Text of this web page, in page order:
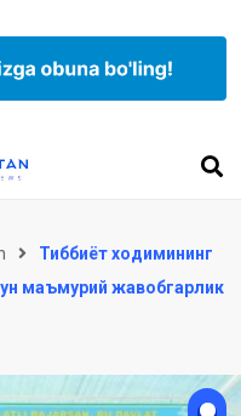
Тиббиёт ходимининг
маъмурий жавобгарлик